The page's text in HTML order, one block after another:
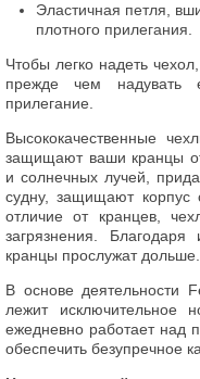
Эластичная петля,
плотного прилегания.
Чтобы легко надеть
прежде чем надувать
прилегание.
Высококачественные
защищают ваши кранцы от
и солнечных лучей,
судну, защищают корпус
отличие от кранцев,
загрязнения.
кранцы прослужат дольше.
В основе деятельности
лежит исключительное
ежедневно работает над
обеспечить безупречное